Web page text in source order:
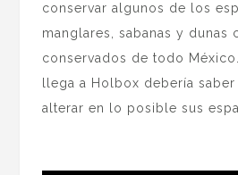
conservar algunos de los
manglares, sabanas y dunas
conservados de todo
llega a Holbox debería
alterar en lo posible sus